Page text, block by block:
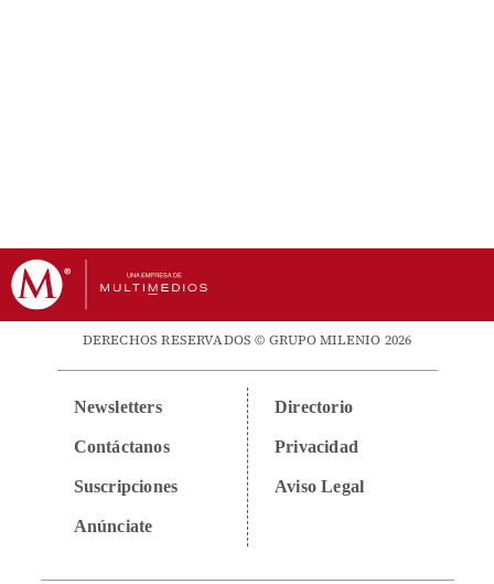
DERECHOS RESERVADOS © GRUPO MILENIO 2026
Newsletters
Contáctanos
Suscripciones
Anúnciate
Directorio
Privacidad
Aviso Legal